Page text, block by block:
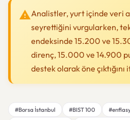
Analistler, yurt içinde veri
seyrettiğini vurgularken,
endeksinde 15.200 ve
direnç, 15.000 ve 14.900
destek olarak öne
#Borsa İstanbul #BIST 100